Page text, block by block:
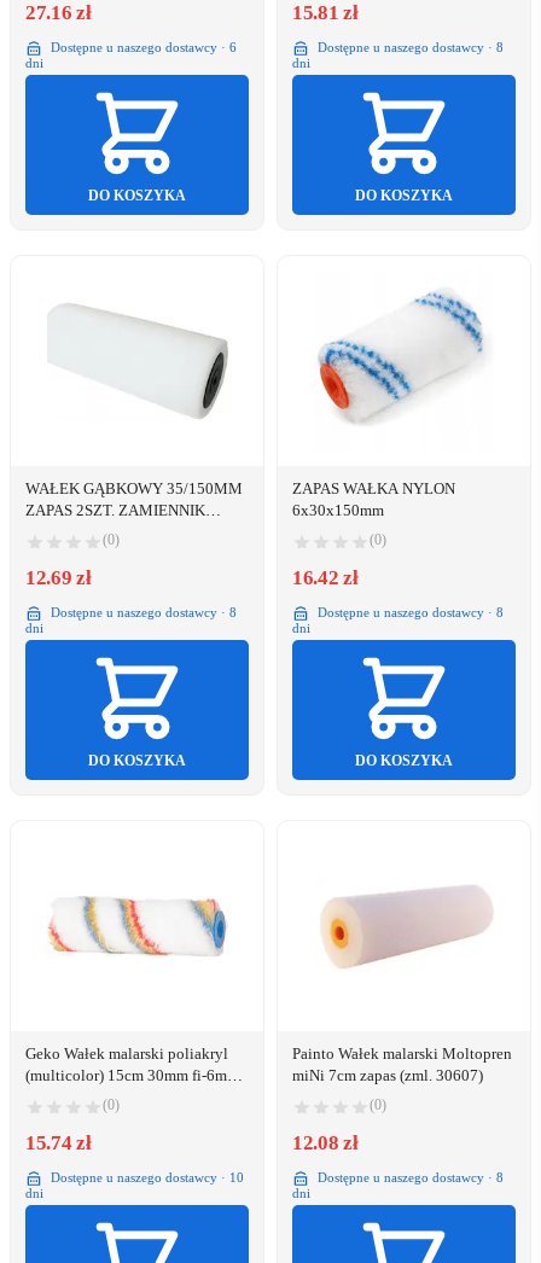
27.16 zł
Dostępne u naszego dostawcy · 6
dni
DO KOSZYKA
15.81 zł
Dostępne u naszego dostawcy · 8
dni
DO KOSZYKA
WAŁEK GĄBKOWY 35/150MM
ZAPAS 2SZT. ZAMIENNIK
(0)
12.69 zł
Dostępne u naszego dostawcy · 8
dni
DO KOSZYKA
ZAPAS WAŁKA NYLON
6x30x150mm
(0)
16.42 zł
Dostępne u naszego dostawcy · 8
dni
DO KOSZYKA
Geko Wałek malarski poliakryl
(multicolor) 15cm 30mm fi-6mm
(0)
15.74 zł
Dostępne u naszego dostawcy · 10
dni
Painto Wałek malarski Moltopren
miNi 7cm zapas (zml. 30607)
(0)
12.08 zł
Dostępne u naszego dostawcy · 8
dni